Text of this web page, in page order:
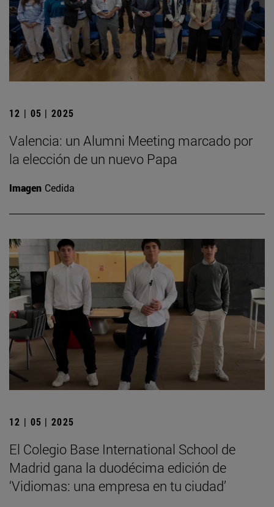
12 | 05 | 2025
Valencia: un Alumni Meeting marcado por
la elección de un nuevo Papa
Imagen Cedida
12 | 05 | 2025
El Colegio Base International School de
Madrid gana la duodécima edición de
‘Vidiomas: una empresa en tu ciudad’